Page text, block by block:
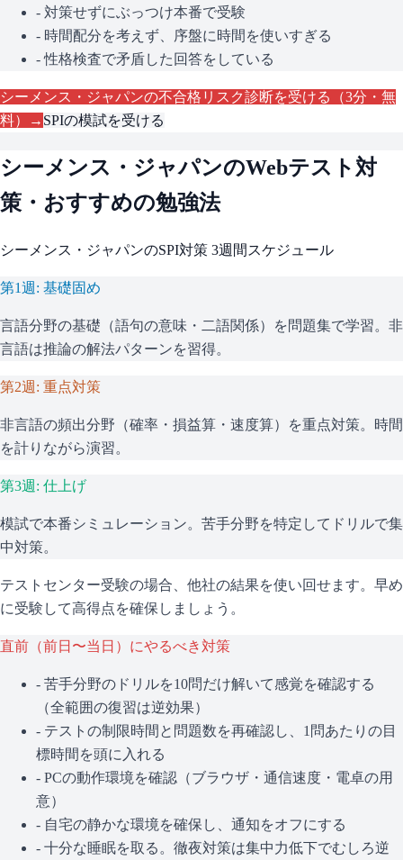
- 対策せずにぶっつけ本番で受験
- 時間配分を考えず、序盤に時間を使いすぎる
- 性格検査で矛盾した回答をしている
シーメンス・ジャパンの不合格リスク診断を受ける（3分・無
料）→ SPIの模試を受ける
シーメンス・ジャパンのWebテスト対
策・おすすめの勉強法
シーメンス・ジャパンのSPI対策 3週間スケジュール
第1週: 基礎固め
言語分野の基礎（語句の意味・二語関係）を問題集で学習。非
言語は推論の解法パターンを習得。
第2週: 重点対策
非言語の頻出分野（確率・損益算・速度算）を重点対策。時間
を計りながら演習。
第3週: 仕上げ
模試で本番シミュレーション。苦手分野を特定してドリルで集
中対策。
テストセンター受験の場合、他社の結果を使い回せます。早め
に受験して高得点を確保しましょう。
直前（前日〜当日）にやるべき対策
- 苦手分野のドリルを10問だけ解いて感覚を確認する
（全範囲の復習は逆効果）
- テストの制限時間と問題数を再確認し、1問あたりの目
標時間を頭に入れる
- PCの動作環境を確認（ブラウザ・通信速度・電卓の用
意）
- 自宅の静かな環境を確保し、通知をオフにする
- 十分な睡眠を取る。徹夜対策は集中力低下でむしろ逆